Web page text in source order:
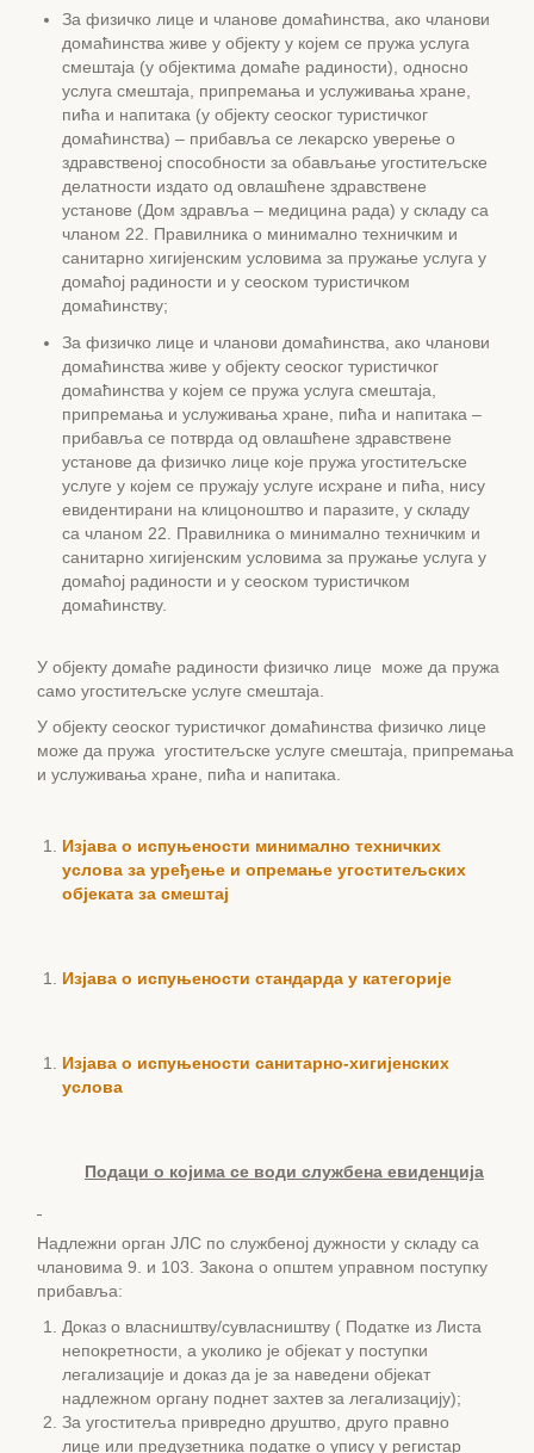
За физичко лице и члановe домаћинства, ако чланови
домаћинства живе у објекту у којем се пружа услуга
смештаја (у објектима домаће радиности), односно
услуга смештаја, припремања и услуживања хране,
пића и напитака (у објекту сеоског туристичког
домаћинства) – прибавља се лекарско уверење о
здравственој способности за обављање угоститељске
делатности издато од овлашћене здравствене
установе (Дом здравља – медицина рада) у складу са
чланом 22. Правилника о минимално техничким и
санитарно хигијенским условима за пружање услуга у
домаћој радиности и у сеоском туристичком
домаћинству;
За физичко лице и чланови домаћинства, ако чланови
домаћинства живе у објекту сеоског туристичког
домаћинства у којем се пружа услуга смештаја,
припремања и услуживања хране, пића и напитака –
прибавља се потврда од овлашћене здравствене
установе да физичко лице које пружа угоститељске
услуге у којем се пружају услуге исхране и пића, нису
евидентирани на клицоноштво и паразите, у складу
са чланом 22. Правилника о минимално техничким и
санитарно хигијенским условима за пружање услуга у
домаћој радиности и у сеоском туристичком
домаћинству.
У објекту домаће радиности физичко лице може да пружа
само угоститељске услуге смештаја.
У објекту сеоског туристичког домаћинства физичко лице
може да пружа угоститељске услуге смештаја, припремања
и услуживања хране, пића и напитака.
Изјава о испуњености минимално техничких
услова за уређење и опремање угоститељских
објеката за смештај
Изјава о испуњености стандарда у категорије
Изјава о испуњености санитарно-хигијенских
услова
Подаци о којима се води службена евиденција
Надлежни орган ЈЛС по службеној дужности у складу са
члановима 9. и 103. Закона о општем управном поступку
прибавља:
Доказ о власништву/сувласништву ( Податке из Листа
непокретности, а уколико је објекат у поступки
легализације и доказ да је за наведени објекат
надлежном органу поднет захтев за легализацију);
За угоститеља привредно друштво, друго правно
лице или предузетника податке о упису у регистар